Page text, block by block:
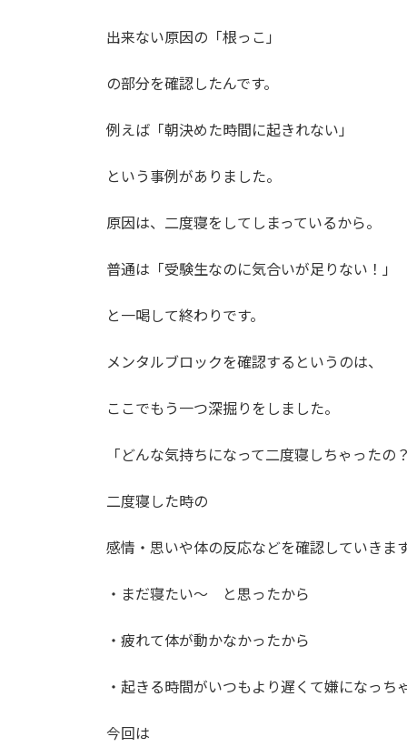
出来ない原因の「根っこ」
の部分を確認したんです。
例えば「朝決めた時間に起きれない」
という事例がありました。
原因は、二度寝をしてしまっているから。
普通は「受験生なのに気合いが足りない！」
と一喝して終わりです。
メンタルブロックを確認するというのは、
ここでもう一つ深掘りをしました。
「どんな気持ちになって二度寝しちゃったの？
二度寝した時の
感情・思いや体の反応などを確認していきます
・まだ寝たい〜 と思ったから
・疲れて体が動かなかったから
・起きる時間がいつもより遅くて嫌になっち
今回は